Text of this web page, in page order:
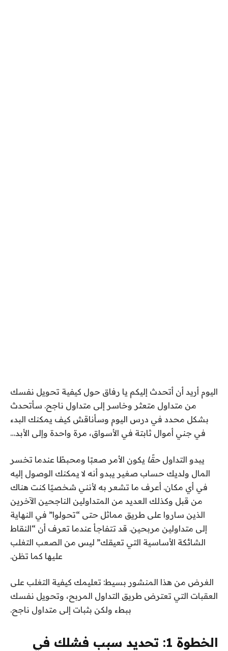
اليوم أريد أن أتحدث إليكم يا رفاق حول كيفية تحويل نفسك
من متداول متعثر وخاسر إلى متداول ناجح. سأتحدث
بشكل محدد في درس اليوم وسأناقش كيف يمكنك البدء
في جني أموال ثابتة في الأسواق، مرة واحدة وإلى الأبد…
يبدو التداول حقًا يكون الأمر صعبًا ومحبطًا عندما تخسر
المال ولديك حساب صغير يبدو أنه لا يمكنك الوصول إليه
في أي مكان. أعرف ما تشعر به لأنني شخصيًا كنت هناك
من قبل وكذلك العديد من المتداولين الناجحين الآخرين
الذين ساروا على طريق مماثل حتى “تحولوا” في النهاية
إلى متداولين مربحين. قد تتفاجأ عندما تعرف أن “النقاط
الشائكة الأساسية التي تعيقك” ليس من الصعب التغلب
عليها كما تظن.
الغرض من هذا المنشور بسيط: تعليمك كيفية التغلب على
العقبات التي تعترض طريق التداول المربح، وتحويل نفسك
ببطء ولكن بثبات إلى متداول ناجح.
الخطوة 1: تحديد سبب فشلك في